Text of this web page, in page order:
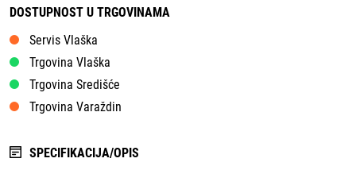
DOSTUPNOST U TRGOVINAMA
Servis Vlaška
Trgovina Vlaška
Trgovina Središće
Trgovina Varaždin
SPECIFIKACIJA/OPIS